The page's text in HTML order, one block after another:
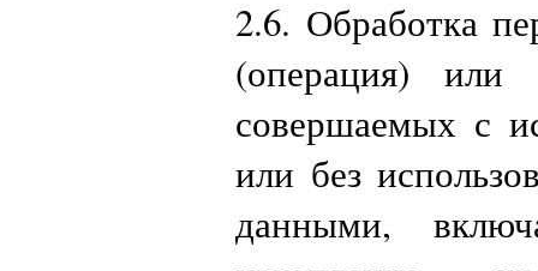
2.6. Обработка
(операция) или
совершаемых с
или без
данными,